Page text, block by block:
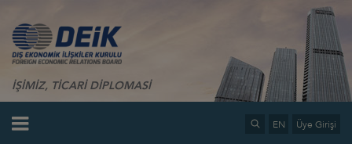
İŞİMİZ, TİCARİ DİPLOMASİ
EN Üye Girişi